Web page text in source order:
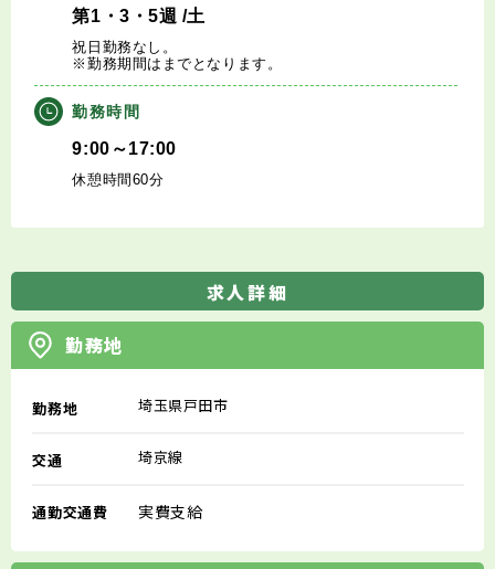
第1・3・5週 /土
祝日勤務なし。
※勤務期間はまでとなります。
勤務時間
9:00～17:00
休憩時間60分
求人詳細
勤務地
勤務地 埼玉県戸田市
交通 埼京線
通勤交通費 実費支給